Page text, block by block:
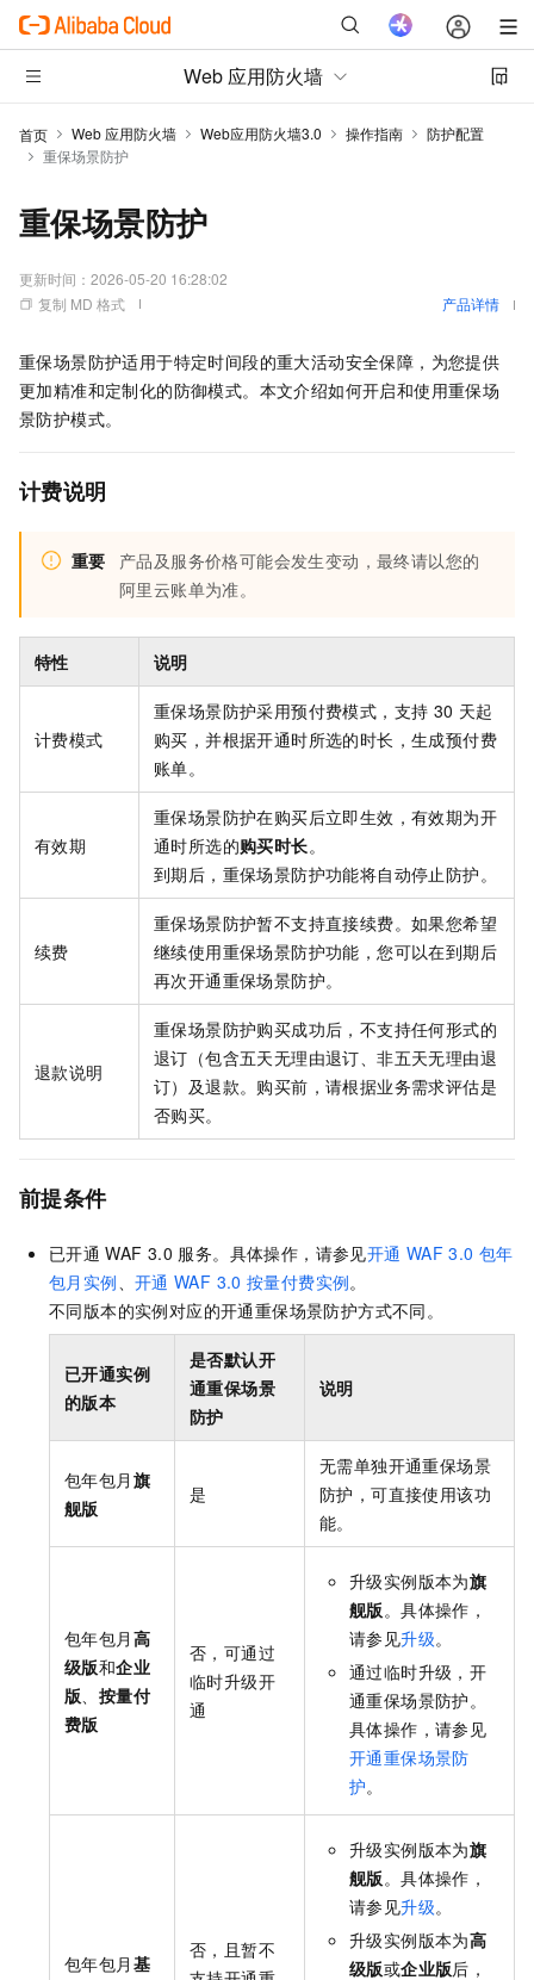
Web 应用防火墙
首页 Web 应用防火墙 Web应用防火墙3.0 操作指南
防护配置
重保场景防护
重保场景防护
更新时间： 2026-05-20 16:28:02
复制 MD 格式
产品详情
重保场景防护适用于特定时间段的重大活动安全保障，为您提供
更加精准和定制化的防御模式。本文介绍如何开启和使用重保场
景防护模式。
计费说明
重要
产品及服务价格可能会发生变动，最终请以您的
阿里云账单为准。
特性 说明
计费模式
重保场景防护采用预付费模式，支持 30 天起
购买，并根据开通时所选的时长，生成预付费
账单。
有效期
重保场景防护在购买后立即生效，有效期为开
通时所选的购买时长。
到期后，重保场景防护功能将自动停止防护。
续费
重保场景防护暂不支持直接续费。如果您希望
继续使用重保场景防护功能，您可以在到期后
再次开通重保场景防护。
退款说明
重保场景防护购买成功后，不支持任何形式的
退订（包含五天无理由退订、非五天无理由退
订）及退款。购买前，请根据业务需求评估是
否购买。
前提条件
已开通 WAF 3.0 服务。具体操作，请参见开通 WAF 3.0 包年
包月实例、开通 WAF 3.0 按量付费实例。
不同版本的实例对应的开通重保场景防护方式不同。
已开通实例
的版本
是否默认开
通重保场景
防护
说明
包年包月 旗
舰版
是
无需单独开通重保场景
防护，可直接使用该功
能。
包年包月 高
级版和企业
版、 按量付
费版
否，可通过
临时升级开
通
升级实例版本为旗
舰版。具体操作，
请参见升级。
通过临时升级，开
通重保场景防护。
具体操作，请参见
开通重保场景防
护。
包年包月 基
否，且暂不
升级实例版本为旗
舰版。具体操作，
请参见升级。
升级实例版本为高
级版或企业版后，